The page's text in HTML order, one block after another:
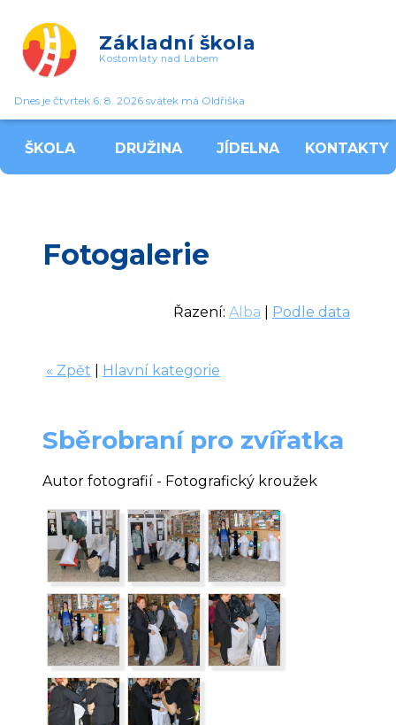
Základní škola
Kostomlaty nad Labem
Dnes je čtvrtek 6. 8. 2026 svátek má Oldřiška
ŠKOLA DRUŽINA JÍDELNA KONTAKTY
Fotogalerie
Řazení: Alba Podle data
« Zpět Hlavní kategorie
Sběrobraní pro zvířatka
Autor fotografií - Fotografický kroužek